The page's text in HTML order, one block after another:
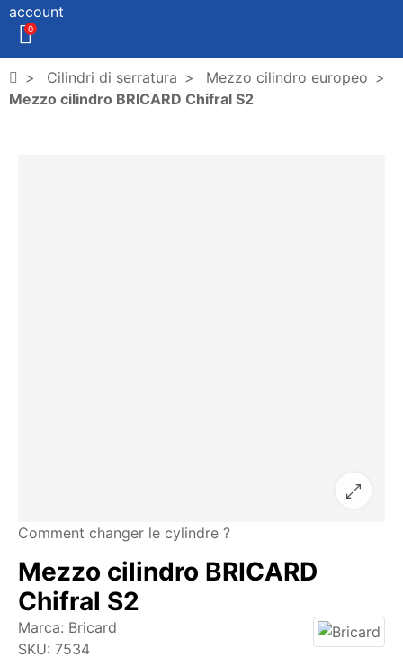
account
0
Cilindri di serratura
Mezzo cilindro europeo
Mezzo cilindro BRICARD Chifral S2
Comment changer le cylindre ?
Mezzo cilindro BRICARD
Chifral S2
Marca: Bricard
SKU: 7534